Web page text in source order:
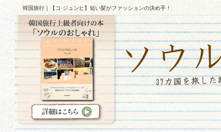
韓国旅行｜【コ·ジュンヒ】短い髪がファッションの決め手！